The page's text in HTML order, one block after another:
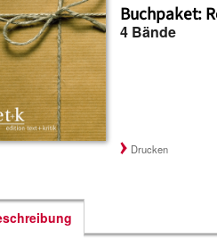
Buchpaket:
4 Bände
Drucken